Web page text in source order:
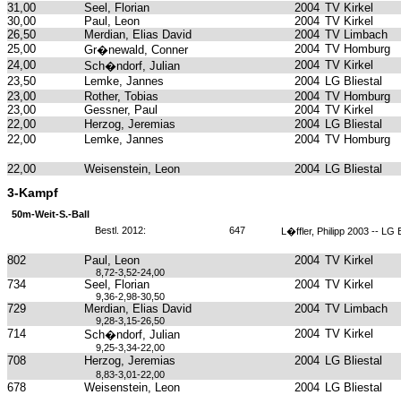
31,00 Seel, Florian 2004 TV Kirkel
30,00
Paul, Leon 2004 TV Kirkel
26,50
Merdian, Elias David 2004 TV Limbach
25,00
Gr�newald, Conner 2004 TV Homburg
24,00
Sch�ndorf, Julian 2004 TV Kirkel
23,50
Lemke, Jannes 2004 LG Bliestal
23,00
Rother, Tobias 2004 TV Homburg
23,00
Gessner, Paul 2004 TV Kirkel
22,00
Herzog, Jeremias 2004 LG Bliestal
22,00
Lemke, Jannes 2004 TV Homburg
22,00 Weisenstein, Leon 2004 LG Bliestal
3-Kampf
50m-Weit-S.-Ball
Bestl. 2012:
647 L�ffler, Philipp 2003 -- LG
802 Paul, Leon 2004 TV Kirkel
8,72-3,52-24,00
734 Seel, Florian 2004 TV Kirkel
9,36-2,98-30,50
729 Merdian, Elias David 2004 TV Limbach
9,28-3,15-26,50
714 Sch�ndorf, Julian 2004 TV Kirkel
9,25-3,34-22,00
708 Herzog, Jeremias 2004 LG Bliestal
8,83-3,01-22,00
678 Weisenstein, Leon 2004 LG Bliestal